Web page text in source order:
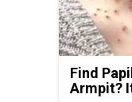
Find
Armpit?